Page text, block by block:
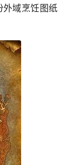
域烹饪图纸